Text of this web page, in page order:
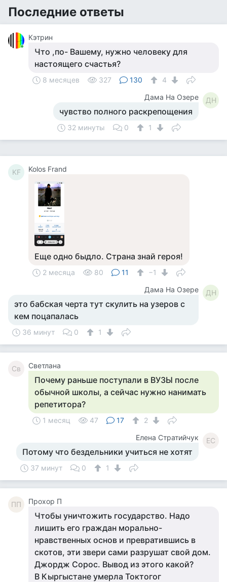
Последние ответы
Кэтрин
Что ,по- Вашему, нужно человеку для
настоящего счастья?
8 месяцев 327 130 4
ДН
Дама На Озере
чувство полного раскрепощения
32 минуты 0 1
KF Kolos Frand
Еще одно быдло. Страна знай героя!
2 месяца 80 11 −1
ДН
Дама На Озере
это бабская черта тут скулить на узеров с
кем поцапалась
36 минут 0 1
Св Светлана
Почему раньше поступали в ВУЗЫ после
обычной школы, а сейчас нужно нанимать
репетитора?
1 месяц 47 17 2
ЕС
Елена Стратийчук
Потому что бездельники учиться не хотят
37 минут 0 1
ПП Прохор П
Чтобы уничтожить государство. Надо
лишить его граждан морально-
нравственных основ и превратившись в
скотов, эти звери сами разрушат свой дом.
Джордж Сорос. Вывод из этого какой?
В Кыргыстане умерла Токтогог